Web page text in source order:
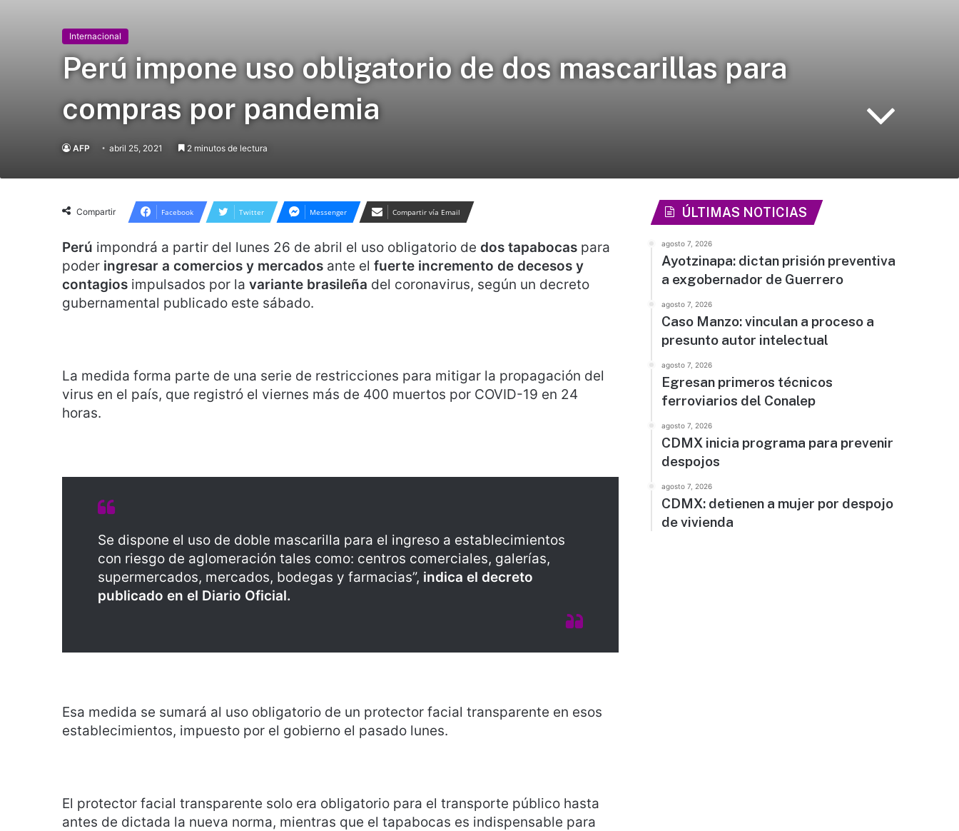
Internacional
Perú impone uso obligatorio de dos mascarillas para
compras por pandemia
AFP abril 25, 2021 2 minutos de lectura
Compartir Facebook Twitter Messenger Compartir vía Email
Perú impondrá a partir del lunes 26 de abril el uso obligatorio de dos tapabocas para
poder ingresar a comercios y mercados ante el fuerte incremento de decesos y
contagios impulsados por la variante brasileña del coronavirus, según un decreto
gubernamental publicado este sábado.
La medida forma parte de una serie de restricciones para mitigar la propagación del
virus en el país, que registró el viernes más de 400 muertos por COVID-19 en 24
horas.
Se dispone el uso de doble mascarilla para el ingreso a establecimientos
con riesgo de aglomeración tales como: centros comerciales, galerías,
supermercados, mercados, bodegas y farmacias”, indica el decreto
publicado en el Diario Oficial.
Esa medida se sumará al uso obligatorio de un protector facial transparente en esos
establecimientos, impuesto por el gobierno el pasado lunes.
El protector facial transparente solo era obligatorio para el transporte público hasta
antes de dictada la nueva norma, mientras que el tapabocas es indispensable para
ÚLTIMAS NOTICIAS
agosto 7, 2026
Ayotzinapa: dictan prisión preventiva
a exgobernador de Guerrero
agosto 7, 2026
Caso Manzo: vinculan a proceso a
presunto autor intelectual
agosto 7, 2026
Egresan primeros técnicos
ferroviarios del Conalep
agosto 7, 2026
CDMX inicia programa para prevenir
despojos
agosto 7, 2026
CDMX: detienen a mujer por despojo
de vivienda